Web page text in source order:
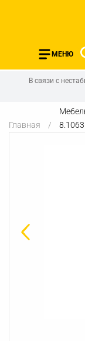
МЕНЮ
В связи с
Главная